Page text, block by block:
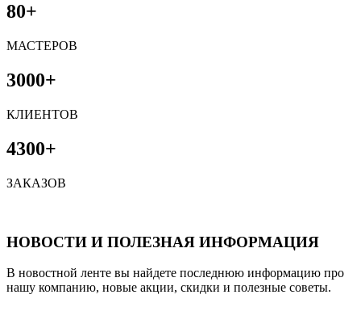
80+
МАСТЕРОВ
3000+
КЛИЕНТОВ
4300+
ЗАКАЗОВ
НОВОСТИ И ПОЛЕЗНАЯ ИНФОРМАЦИЯ
В новостной ленте вы найдете последнюю информацию про
нашу компанию, новые акции, скидки и полезные советы.